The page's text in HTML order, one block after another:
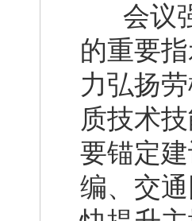
会议强
的重要
力弘扬
质技术
要锚定
编、交